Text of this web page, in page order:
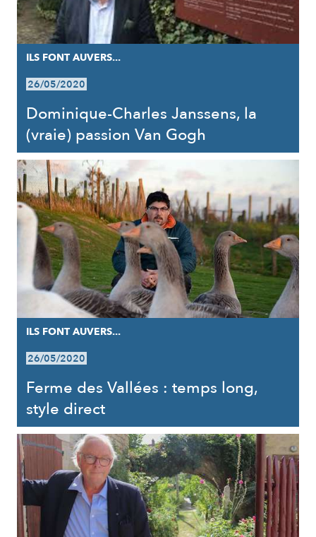
ILS FONT AUVERS...
26/05/2020
Dominique-Charles Janssens, la
(vraie) passion Van Gogh
ILS FONT AUVERS...
26/05/2020
Ferme des Vallées : temps long,
style direct